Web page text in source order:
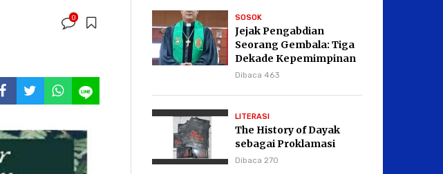
0 SOSOK
Jejak Pengabdian
Seorang Gembala: Tiga
Dekade Kepemimpinan
Pdt. Dr. Yulius Daud di
Dibaca 463
LITERASI
The History of Dayak
sebagai Proklamasi
Dibaca 270